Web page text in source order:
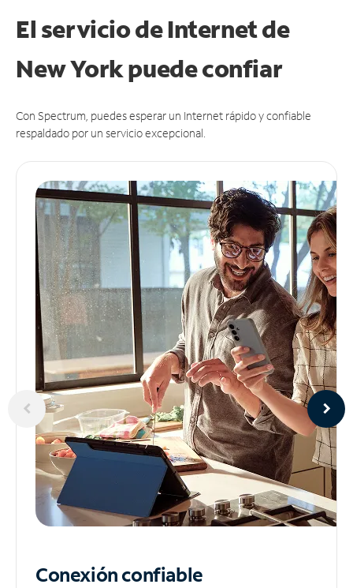
El servicio de Internet de
New York puedeconfiar
Con Spectrum, puedes esperar un Internet rápido y confiable
respaldado por un servicio excepcional.
Conexión confiable